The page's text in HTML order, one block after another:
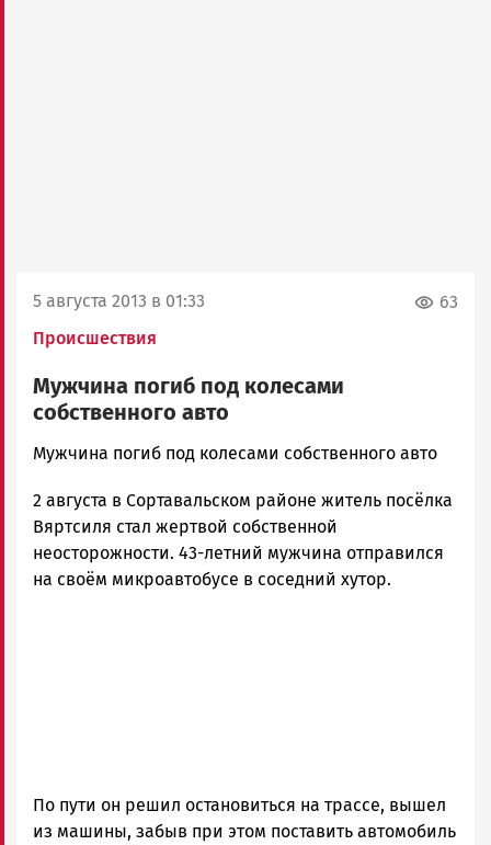
5 августа 2013 в 01:33
Происшествия
63
Мужчина погиб под колесами
собственного авто
admintimur
Петрозаводска
и
Карелии
|
Мужчина погиб под колесами собственного авто
2 августа в Сортавальском районе житель посёлка
Вяртсиля стал жертвой собственной
неосторожности. 43-летний мужчина отправился
на своём микроавтобусе в соседний хутор.
По пути он решил остановиться на трассе, вышел
из машины, забыв при этом поставить автомобиль